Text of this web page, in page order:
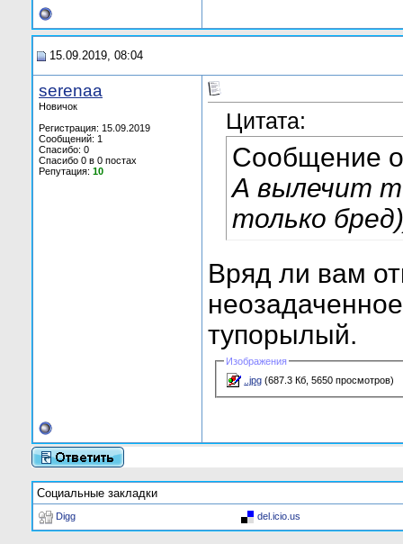
15.09.2019, 08:04
serenaa
Новичок
Регистрация: 15.09.2019
Сообщений: 1
Спасибо: 0
Спасибо 0 в 0 постах
Репутация: 10
Цитата:
Сообщение
А вылечит
только
Вряд ли вам
тупорылый.
Изображения
..jpg (687.3 Кб, 5650 просмотров)
Социальные закладки
Digg del.icio.us